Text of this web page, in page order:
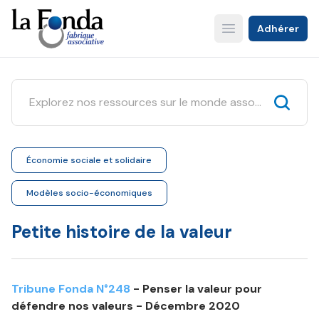
Aller
au
contenu
principal
Open main menu
Adhérer
Économie sociale et solidaire
Modèles socio-économiques
Petite histoire de la valeur
Tribune Fonda N°248 - Penser la valeur pour
défendre nos valeurs - Décembre 2020